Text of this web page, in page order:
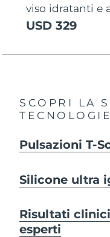
viso idratanti e
USD 329
SCOPRI LA
TECNOLOGIE
Pulsazioni T-
Silicone ultra
Risultati
esperti